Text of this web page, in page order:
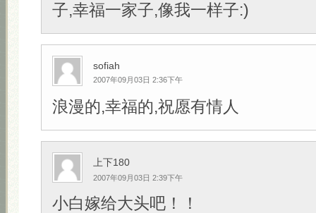
子,幸福一家子,像我一样子:)
sofiah
2007年09月03日 2:36下午
浪漫的,幸福的,祝愿有情人
上下180
2007年09月03日 2:39下午
小白嫁给大头吧！！